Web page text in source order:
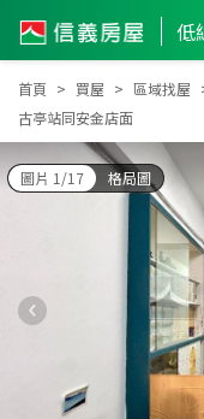
首頁 買屋 區域找屋
古亭站同安金店面
圖片 1/17 格局圖